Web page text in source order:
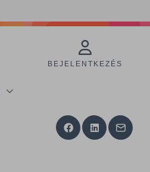
BEJELENTKEZÉS